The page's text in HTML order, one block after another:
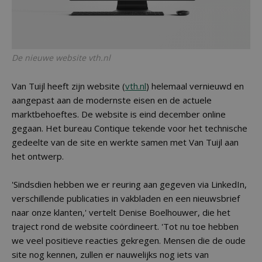
De nieuwe website vth.nl
Van Tuijl heeft zijn website (vth.nl) helemaal vernieuwd en
aangepast aan de modernste eisen en de actuele
marktbehoeftes. De website is eind december online
gegaan. Het bureau Contique tekende voor het technische
gedeelte van de site en werkte samen met Van Tuijl aan
het ontwerp.
'Sindsdien hebben we er reuring aan gegeven via LinkedIn,
verschillende publicaties in vakbladen en een nieuwsbrief
naar onze klanten,' vertelt Denise Boelhouwer, die het
traject rond de website coördineert. 'Tot nu toe hebben
we veel positieve reacties gekregen. Mensen die de oude
site nog kennen, zullen er nauwelijks nog iets van